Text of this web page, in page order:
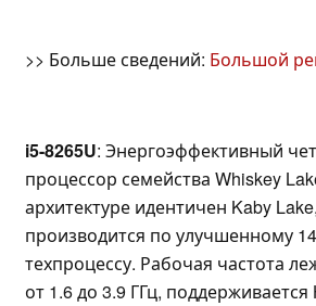
>> Больше сведений: Большой
i5-8265U: Энергоэффективный
процессор семейства Whiskey
архитектуре идентичен Kaby
производится по улучшенному
техпроцессу. Рабочая частота
от 1.6 до 3.9 ГГц, поддерживается